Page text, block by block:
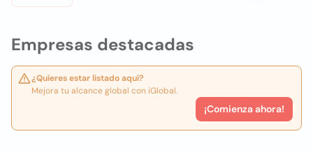
Empresas destacadas
¿Quieres estar listado aquí?
Mejora tu alcance global con iGlobal.
¡Comienza ahora!